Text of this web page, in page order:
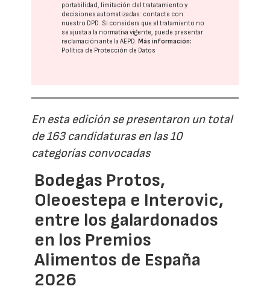
portabilidad, limitación del tratatamiento y
decisiones automatizadas: contacte con
nuestro DPD. Si considera que el tratamiento no
se ajusta a la normativa vigente, puede presentar
reclamación ante laAEPD. Más información:
Política de Protección de Datos
En esta edición se presentaron un total
de 163 candidaturas en las 10
categorías convocadas
Bodegas Protos,
Oleoestepa e Interovic,
entre los galardonados
en los Premios
Alimentos de España
2026